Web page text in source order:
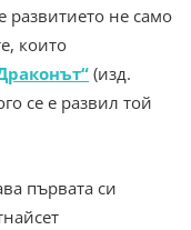
не само
които
(изд.
се е развил той
първата си